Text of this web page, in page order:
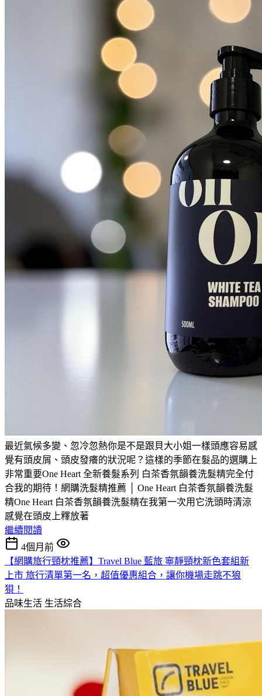
最近氣候多變、忽冷忽熱你是不是跟貝大小姐一樣頭應容易感
覺有頭皮屑、頭皮發癢的狀況呢？這樣的季節在髮品的選購上
非常重要One Heart 全新養髮系列 白茶香氛韻養洗髮精完全付
合我的期待！網購洗髮精推薦 │ One Heart 白茶香氛韻養洗髮
精One Heart 白茶香氛韻養洗髮精在我第一次用它洗頭時清涼
感覺在頭皮上釋放著
繼續閱讀
4個月前
【網購旅行頸枕推薦】Travel Blue 藍旅 寧靜頸枕新色套組新
上市 旅行清單第一名，超值優惠組合，讓你機場走跳不狼
狽！
品味生活 生活綜合